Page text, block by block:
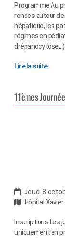
Programme Au
rondes autour de
hépatique, les
régimes en
Lire la suite
11èmes
Jeudi 8
Hôpital
Inscriptions Les
uniquement en